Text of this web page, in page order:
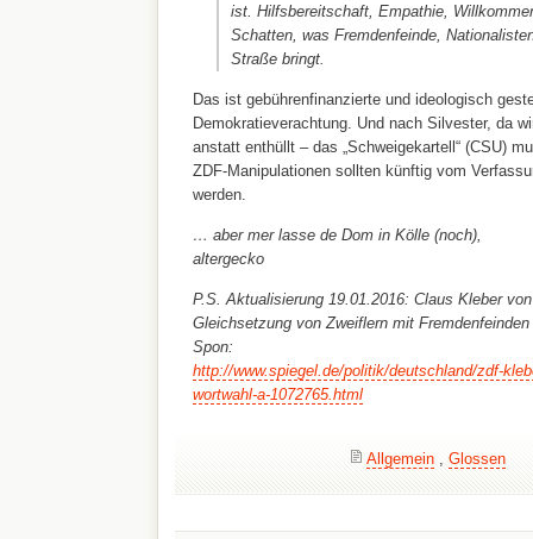
ist. Hilfsbereitschaft, Empathie,
Schatten, was Fremdenfeinde,
Straße bringt.
Das ist gebührenfinanzierte und ideologisch
Demokratieverachtung. Und nach Silvester, da
anstatt enthüllt – das „Schweigekartell“ (CSU)
ZDF-Manipulationen sollten künftig vom
werden.
… aber mer lasse de Dom in Kölle (noch),
altergecko
P.S. Aktualisierung 19.01.2016: Claus Kleber
Gleichsetzung von Zweiflern mit
Spon:
http://www.spiegel.de/politik/deutschland/zdf-
wortwahl-a-1072765.html
Allgemein, Glossen